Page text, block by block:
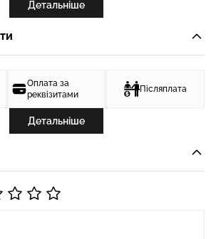
Детальніше
Оплата за
реквізитами
Післяплата
Детальніше